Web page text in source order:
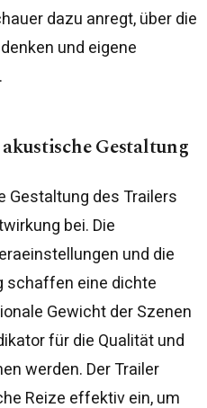
dazu anregt, über die
und eigene
Gestaltung
Gestaltung des Trailers
bei. Die
und die
schaffen eine dichte
Gewicht der Szenen
für die Qualität und
werden. Der Trailer
Reize effektiv ein, um